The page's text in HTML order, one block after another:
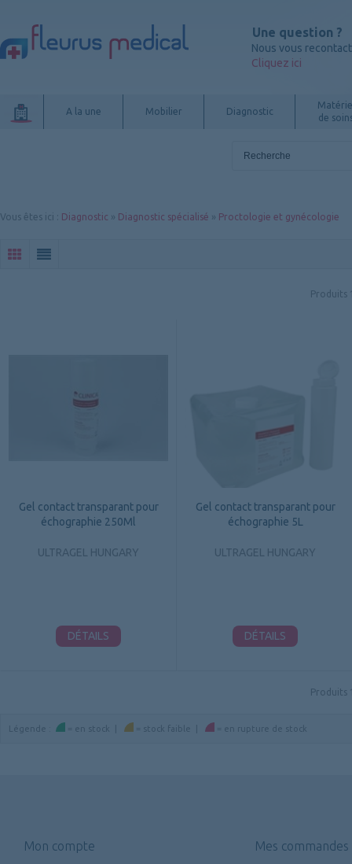
Une question ?
Nous vous
Cliquez ici
A la une Mobilier Diagnostic
de
Vous êtes ici Diagnostic » Diagnostic spécialisé » Proctologie et gynécologie
Produits
Gel contact transparant pour
échographie 250Ml
ULTRAGEL HUNGARY
DÉTAILS
Gel contact transparant pour
échographie 5L
ULTRAGEL HUNGARY
DÉTAILS
Produits
Légende = en stock = stock faible = en rupture de stock
Mon compte Mes commandes